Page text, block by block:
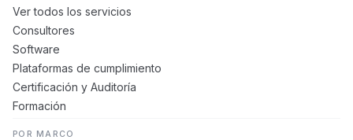
Ver todos los servicios
Consultores
Software
Plataformas de cumplimiento
Certificación y Auditoría
Formación
POR MARCO